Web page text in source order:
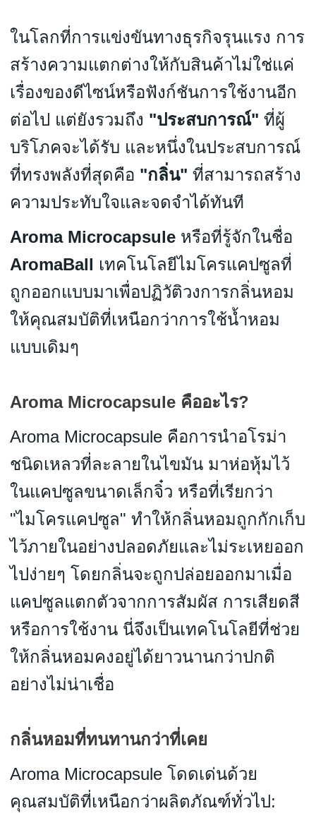
ในโลกที่การแข่งขันทางธุรกิจรุนแรง การ
สร้างความแตกต่างให้กับสินค้าไม่ใช่แค่
เรื่องของดีไซน์หรือฟังก์ชันการใช้งานอีก
ต่อไป แต่ยังรวมถึง "ประสบการณ์" ที่ผู้
บริโภคจะได้รับ และหนึ่งในประสบการณ์
ที่ทรงพลังที่สุดคือ "กลิ่น" ที่สามารถสร้าง
ความประทับใจและจดจำได้ทันที
Aroma Microcapsule หรือที่รู้จักในชื่อ
AromaBall เทคโนโลยีไมโครแคปซูลที่
ถูกออกแบบมาเพื่อปฏิวัติวงการกลิ่นหอม
ให้คุณสมบัติที่เหนือกว่าการใช้น้ำหอม
แบบเดิมๆ
Aroma Microcapsule คืออะไร?
Aroma Microcapsule คือการนำอโรม่า
ชนิดเหลวที่ละลายในไขมัน มาห่อหุ้มไว้
ในแคปซูลขนาดเล็กจิ๋ว หรือที่เรียกว่า
"ไมโครแคปซูล" ทำให้กลิ่นหอมถูกกักเก็บ
ไว้ภายในอย่างปลอดภัยและไม่ระเหยออก
ไปง่ายๆ โดยกลิ่นจะถูกปล่อยออกมาเมื่อ
แคปซูลแตกตัวจากการสัมผัส การเสียดสี
หรือการใช้งาน นี่จึงเป็นเทคโนโลยีที่ช่วย
ให้กลิ่นหอมคงอยู่ได้ยาวนานกว่าปกติ
อย่างไม่น่าเชื่อ
กลิ่นหอมที่ทนทานกว่าที่เคย
Aroma Microcapsule โดดเด่นด้วย
คุณสมบัติที่เหนือกว่าผลิตภัณฑ์ทั่วไป: